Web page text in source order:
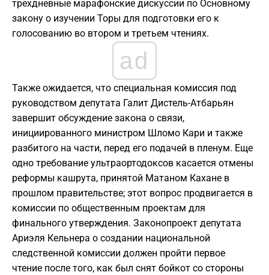
трехдневные марафонские дискуссии по Основному
закону о изучении Торы для подготовки его к
голосованию во втором и третьем чтениях.
ad
Также ожидается, что специальная комиссия под
руководством депутата Галит Дистель-Атбарьян
завершит обсуждение закона о связи,
инициированного министром Шломо Кари и также
разбитого на части, перед его подачей в пленум. Еще
одно требование ультраортодоксов касается отмены
реформы кашрута, принятой Матаном Кахане в
прошлом правительстве; этот вопрос продвигается в
комиссии по общественным проектам для
финального утверждения. Законопроект депутата
Ариэля Кельнера о создании национальной
следственной комиссии должен пройти первое
чтение после того, как был снят бойкот со стороны